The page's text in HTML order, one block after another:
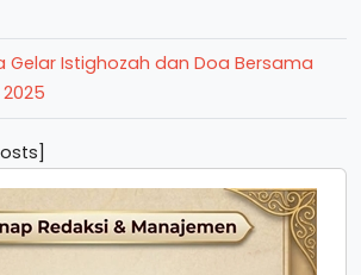
Gelar Istighozah dan Doa Bersama